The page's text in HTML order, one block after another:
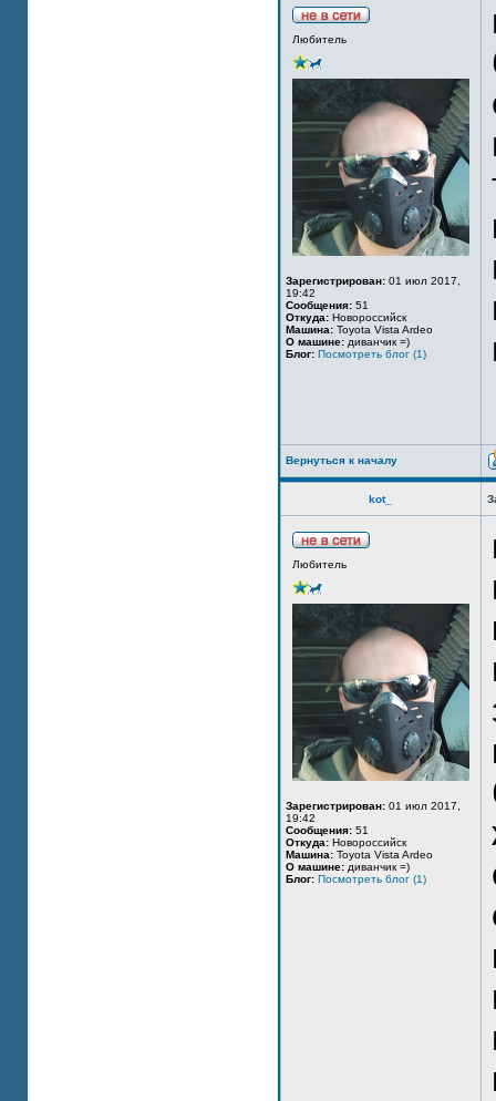
Любитель
Зарегистрирован: 01 июл 2017,
19:42
Сообщения: 51
Откуда: Новороссийск
Машина: Toyota Vista Ardeo
О машине: диванчик =)
Блог: Посмотреть блог (1)
Вернуться к началу
kot_
Любитель
Зарегистрирован: 01 июл 2017,
19:42
Сообщения: 51
Откуда: Новороссийск
Машина: Toyota Vista Ardeo
О машине: диванчик =)
Блог: Посмотреть блог (1)